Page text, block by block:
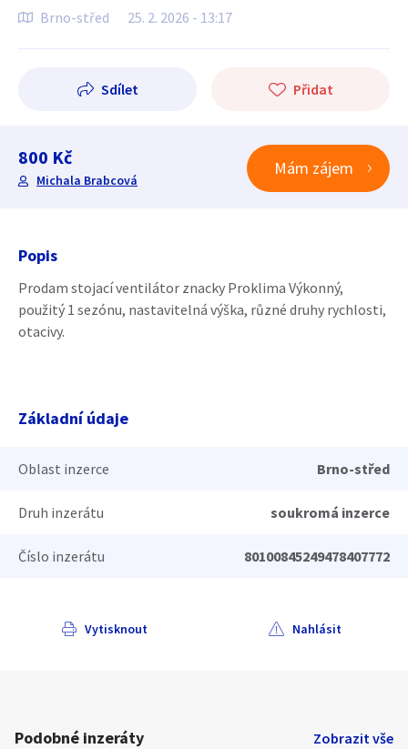
Brno-střed 25. 2. 2026 - 13:17
Sdílet Přidat
800 Kč
Michala Brabcová
Mám zájem
Popis
Prodam stojací ventilátor znacky Proklima Výkonný,
použitý 1 sezónu, nastavitelná výška, různé druhy rychlosti,
otacivy.
Základní údaje
Oblast inzerce Brno-střed
Druh inzerátu soukromá inzerce
Číslo inzerátu 80100845249478407772
Vytisknout Nahlásit
Podobné inzeráty Zobrazit vše